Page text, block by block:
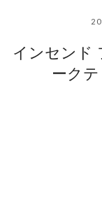
インセンド
ーク